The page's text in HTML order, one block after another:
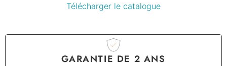
Télécharger le catalogue
GARANTIE DE 2 ANS